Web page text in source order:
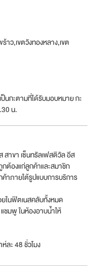
ว,เขตวังทองหลาง,เขต
นกะตามที่ได้รับมอบหมาย กะ
น.
สาขา เซ็นทรัลเฟสติวัล อีส
ต้องแก่ลูกค้าและสมาชิก
าภายใต้รูปแบบการบริการ
ในฟิตเนสคลับทั้งหมด
ชมพู ในห้องอาบน้ำให้
ละ 48 ชั่วโมง